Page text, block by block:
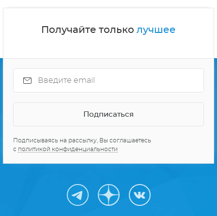
Получайте только лучшее
Подписываясь на рассылку, Вы соглашаетесь
с политикой конфиденциальности